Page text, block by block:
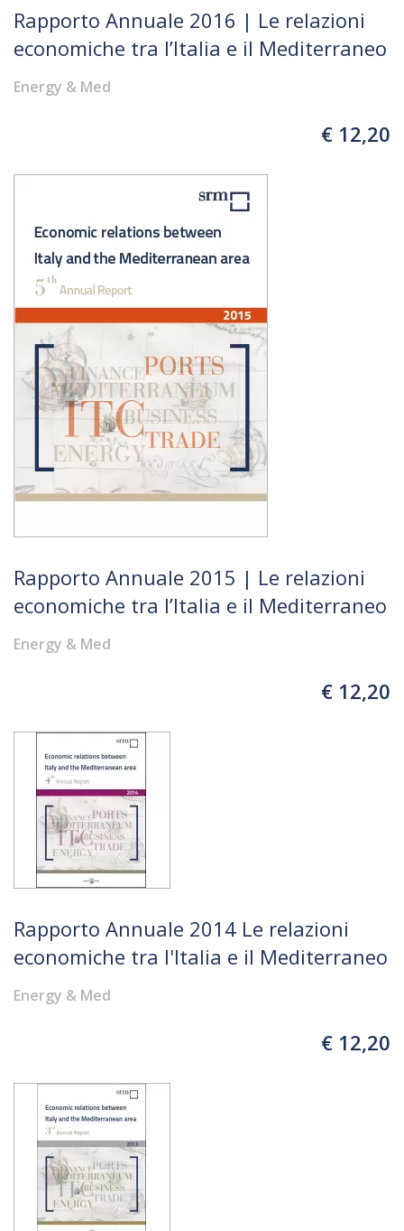
Rapporto Annuale 2016 | Le relazioni
economiche tra l’Italia e il Mediterraneo
Energy & Med
€ 12,20
Rapporto Annuale 2015 | Le relazioni
economiche tra l’Italia e il Mediterraneo
Energy & Med
€ 12,20
Rapporto Annuale 2014 Le relazioni
economiche tra l'Italia e il Mediterraneo
Energy & Med
€ 12,20